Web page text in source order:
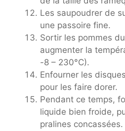
Les saupoudrer de
une passoire fine.
Sortir les pommes
augmenter la
-8 – 230°C).
Enfourner les
pour les faire dorer.
Pendant ce temps,
liquide bien froide,
pralines